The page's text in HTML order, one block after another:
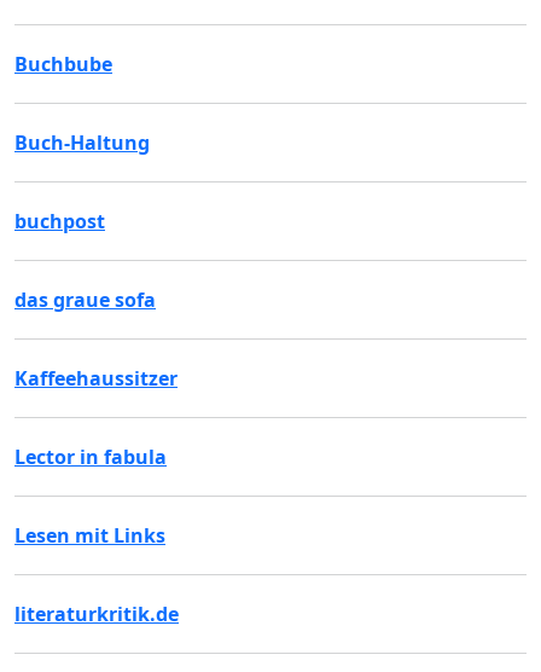
Buchbube
Buch-Haltung
buchpost
das graue sofa
Kaffeehaussitzer
Lector in fabula
Lesen mit Links
literaturkritik.de